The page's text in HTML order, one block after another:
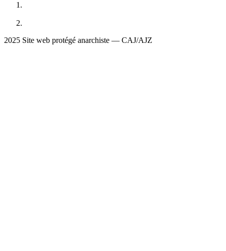
2025 Site web protégé anarchiste — CAJ/AJZ